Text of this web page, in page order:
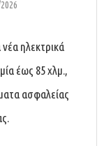
ηλεκτρικά
έως 85 χλμ.,
ασφαλείας